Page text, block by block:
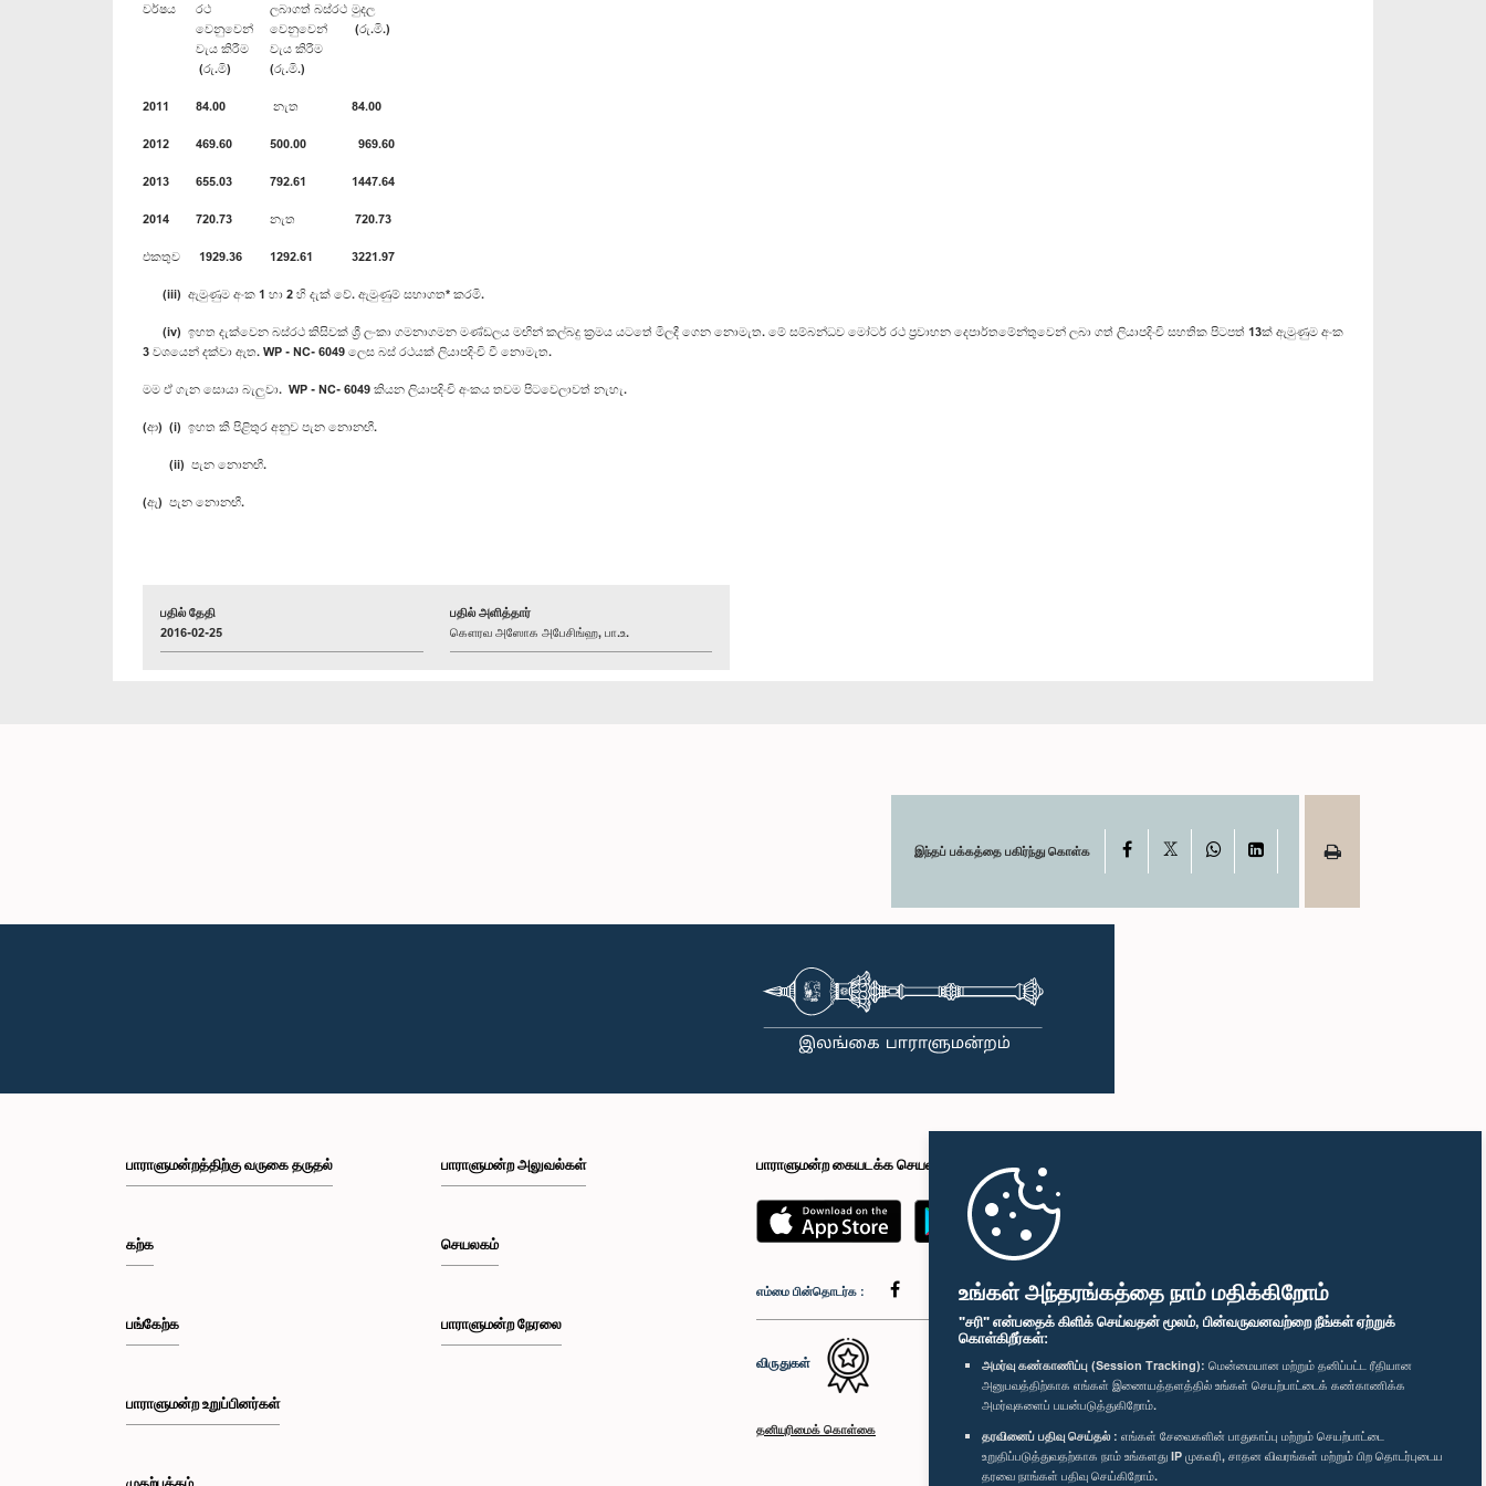
உங்கள் அந்தரங்கத்தை நாம் மதிக்கிறோம்
"சரி" என்பதைக் கிளிக் செய்வதன் மூலம், பின்வருவனவற்றை நீங்கள் ஏற்றுக்
கொள்கிறீர்கள்:
அமர்வு கண்காணிப்பு (Session Tracking): மென்மையான மற்றும் தனிப்பட்ட ரீதியான
அனுபவத்திற்காக எங்கள் இணையத்தளத்தில் உங்கள் செயற்பாட்டைக் கண்காணிக்க
அமர்வுகளைப் பயன்படுத்துகிறோம்.
தரவினைப் பதிவு செய்தல் : எங்கள் சேவைகளின் பாதுகாப்பு மற்றும் செயற்பாட்டை
உறுதிப்படுத்துவதற்காக நாம் உங்களது IP முகவரி, சாதன விவரங்கள் மற்றும் பிற தொடர்புடைய
தரவை நாங்கள் பதிவு செய்கிறோம்.
වර්ෂය
රථ
වෙනුවෙන්
වැය කිරීම
(රු.මි)
ලබාගත් බස්රථ
වෙනුවෙන්
වැය කිරීම
(රු.මි.)
මුදල
(රු.මි.)
2011 84.00 නැත 84.00
2012 469.60 500.00 969.60
2013 655.03 792.61 1447.64
2014 720.73 නැත 720.73
එකතුව 1929.36 1292.61 3221.97
(iii) ඇමුණුම අංක 1 හා 2 හි දැක් වේ. ඇමුණුම් සභාගත* කරමි.
(iv) ඉහත දැක්වෙන බස්රථ කිසිවක් ශ්‍රී ලංකා ගමනාගමන මණ්ඩලය මඟින් කල්බදු ක්‍රමය යටතේ මිලදී ගෙන නොමැත. මේ සම්බන්ධව මෝටර් රථ ප්‍රවාහන දෙපාර්තමේන්තුවෙන් ලබා ගත් ලියාපදිංචි සහතික පිටපත් 13ක් ඇමුණුම අංක
3 වශයෙන් දක්වා ඇත. WP - NC- 6049 ලෙස බස් රථයක් ලියාපදිංචි වී නොමැත.
මම ඒ ගැන සොයා බැලුවා. WP - NC- 6049 කියන ලියාපදිංචි අංකය තවම පිටවෙලාවත් නැහැ.
(ආ) (i) ඉහත කී පිළිතුර අනුව පැන නොනඟී.
(ii) පැන නොනඟී.
(ඇ) පැන නොනඟී.
பதில் தேதி
2016-02-25
பதில் அளித்தார்
கௌரவ அஸோக அபேசிங்ஹ, பா.உ.
இந்தப் பக்கத்தை பகிர்ந்து கொள்க Facebook WhatsAppLinkedIn
பாராளுமன்றத்திற்கு வருகை தருதல்
கற்க
பங்கேற்க
பாராளுமன்ற உறுப்பினர்கள்
பாராளுமன்ற அலுவல்கள்
செயலகம்
பாராளுமன்ற நேரலை
பாராளுமன்ற கையடக்க செயலி
எம்மை பின்தொடர்க :
விருதுகள்
தனியுரிமைக் கொள்கை